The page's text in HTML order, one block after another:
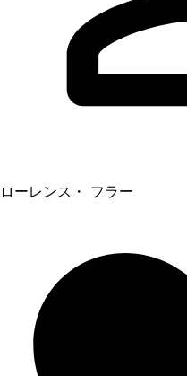
ローレンス・ フラー